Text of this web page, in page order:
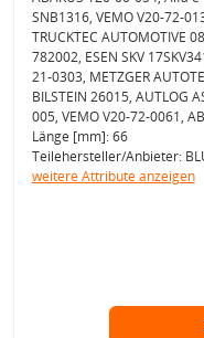
SNB1316, VEMO V20-72-
TRUCKTEC AUTOMOTIVE
782002, ESEN SKV
21-0303, METZGER
BILSTEIN 26015, AUTLOG
005, VEMO V20-72-0061,
Länge [mm]: 66
Teilehersteller/Anbieter:
weitere Attribute anzeigen